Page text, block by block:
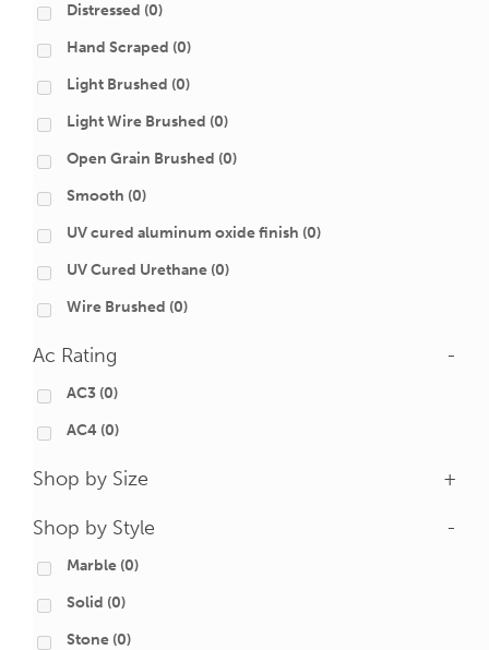
Distressed (0)
Hand Scraped (0)
Light Brushed (0)
Light Wire Brushed (0)
Open Grain Brushed (0)
Smooth (0)
UV cured aluminum oxide finish (0)
UV Cured Urethane (0)
Wire Brushed (0)
Ac Rating -
AC3 (0)
AC4 (0)
Shop by Size +
Shop by Style -
Marble (0)
Solid (0)
Stone (0)